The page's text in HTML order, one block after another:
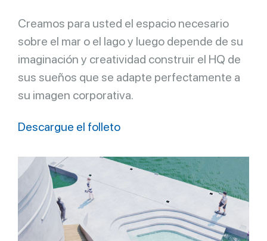
Creamos para usted el espacio necesario
sobre el mar o el lago y luego depende de su
imaginación y creatividad construir el HQ de
sus sueños que se adapte perfectamente a
su imagen corporativa.
Descargue el folleto